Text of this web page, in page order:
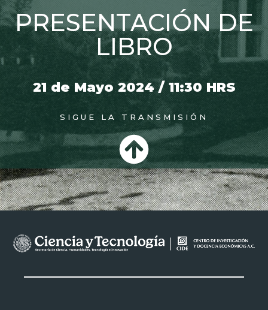
PRESENTACIÓN DE
LIBRO
21 de Mayo 2024 / 11:30 HRS
SIGUE LA TRANSMISIÓN